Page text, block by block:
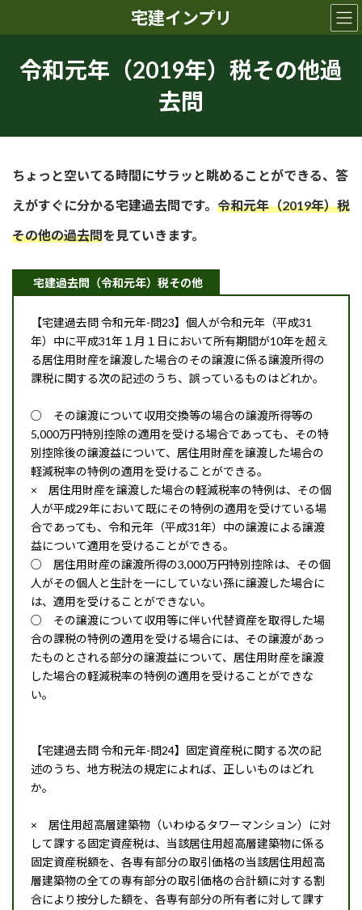
ッ
移
宅建インプリ
令和元年（2019年）税その他過
去問
ちょっと空いてる時間にサラッと眺めることができる、答
えがすぐに分かる宅建過去問です。 令和元年（2019年）税
その他の過去問を見ていきます。
宅建過去問（令和元年）税その他
【宅建過去問 令和元年-問23】個人が令和元年（平成31
年）中に平成31年１月１日において所有期間が10年を超え
る居住用財産を譲渡した場合のその譲渡に係る譲渡所得の
課税に関する次の記述のうち、誤っているものはどれか。
○ その譲渡について収用交換等の場合の譲渡所得等の
5,000万円特別控除の適用を受ける場合であっても、その特
別控除後の譲渡益について、居住用財産を譲渡した場合の
軽減税率の特例の適用を受けることができる。
× 居住用財産を譲渡した場合の軽減税率の特例は、その個
人が平成29年において既にその特例の適用を受けている場
合であっても、令和元年（平成31年）中の譲渡による譲渡
益について適用を受けることができる。
○ 居住用財産の譲渡所得の3,000万円特別控除は、その個
人がその個人と生計を一にしていない孫に譲渡した場合に
は、適用を受けることができない。
○ その譲渡について収用等に伴い代替資産を取得した場
合の課税の特例の適用を受ける場合には、その譲渡があっ
たものとされる部分の譲渡益について、居住用財産を譲渡
した場合の軽減税率の特例の適用を受けることができな
い。
【宅建過去問 令和元年-問24】固定資産税に関する次の記
述のうち、地方税法の規定によれば、正しいものはどれ
か。
× 居住用超高層建築物（いわゆるタワーマンション）に対
して課する固定資産税は、当該居住用超高層建築物に係る
固定資産税額を、各専有部分の取引価格の当該居住用超高
層建築物の全ての専有部分の取引価格の合計額に対する割
合により按分した額を、各専有部分の所有者に対して課す